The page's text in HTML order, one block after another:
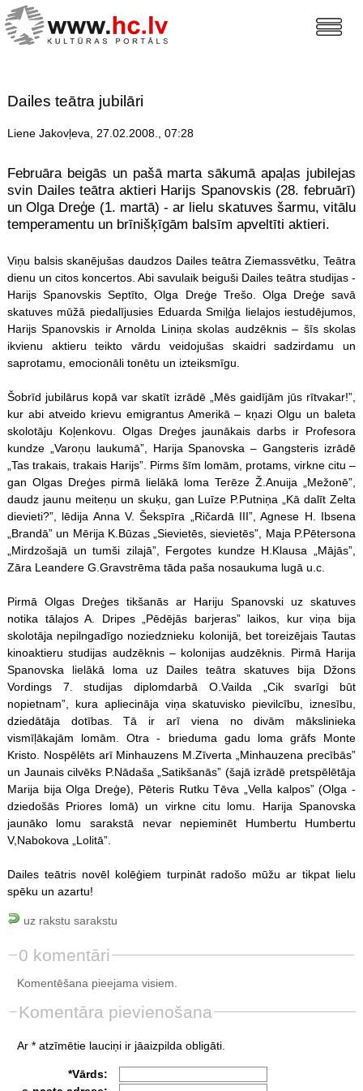
Dailes teātra jubilāri
Liene Jakovļeva, 27.02.2008., 07:28
Februāra beigās un pašā marta sākumā apaļas jubilejas
svin Dailes teātra aktieri Harijs Spanovskis (28. februārī)
un Olga Dreģe (1. martā) - ar lielu skatuves šarmu, vitālu
temperamentu un brīnišķīgām balsīm apveltīti aktieri.
Viņu balsis skanējušas daudzos Dailes teātra Ziemassvētku, Teātra
dienu un citos koncertos. Abi savulaik beiguši Dailes teātra studijas -
Harijs Spanovskis Septīto, Olga Dreģe Trešo. Olga Dreģe savā
skatuves mūžā piedalījusies Eduarda Smiļģa lielajos iestudējumos,
Harijs Spanovskis ir Arnolda Liniņa skolas audzēknis – šīs skolas
ikvienu aktieru teikto vārdu veidojušas skaidri sadzirdamu un
saprotamu, emocionāli tonētu un izteiksmīgu.
Šobrīd jubilārus kopā var skatīt izrādē „Mēs gaidījām jūs rītvakar!”,
kur abi atveido krievu emigrantus Amerikā – kņazi Olgu un baleta
skolotāju Koļenkovu. Olgas Dreģes jaunākais darbs ir Profesora
kundze „Varoņu laukumā”, Harija Spanovska – Gangsteris izrādē
„Tas trakais, trakais Harijs”. Pirms šīm lomām, protams, virkne citu –
gan Olgas Dreģes pirmā lielākā loma Terēze Ž.Anuija „Mežonē”,
daudz jaunu meiteņu un skuķu, gan Luīze P.Putniņa „Kā dalīt Zelta
dievieti?”, lēdija Anna V. Šekspīra „Ričardā III”, Agnese H. Ibsena
„Brandā” un Mērija K.Būzas „Sievietēs, sievietēs”, Maja P.Pētersona
„Mirdzošajā un tumši zilajā”, Fergotes kundze H.Klausa „Mājās”,
Zāra Leandere G.Gravstrēma tāda paša nosaukuma lugā u.c.
Pirmā Olgas Dreģes tikšanās ar Hariju Spanovski uz skatuves
notika tālajos A. Dripes „Pēdējās barjeras” laikos, kur viņa bija
skolotāja nepilngadīgo noziedznieku kolonijā, bet toreizējais Tautas
kinoaktieru studijas audzēknis – kolonijas audzēknis. Pirmā Harija
Spanovska lielākā loma uz Dailes teātra skatuves bija Džons
Vordings 7. studijas diplomdarbā O.Vailda „Cik svarīgi būt
nopietnam”, kura apliecināja viņa skatuvisko pievilcību, iznesību,
dziedātāja dotības. Tā ir arī viena no divām mākslinieka
vismīļākajām lomām. Otra - brieduma gadu loma grāfs Monte
Kristo. Nospēlēts arī Minhauzens M.Zīverta „Minhauzena precībās”
un Jaunais cilvēks P.Nādaša „Satikšanās” (šajā izrādē pretspēlētāja
Marija bija Olga Dreģe), Pēteris Rutku Tēva „Vella kalpos” (Olga -
dziedošās Priores lomā) un virkne citu lomu. Harija Spanovska
jaunāko lomu sarakstā nevar nepieminēt Humbertu Humbertu
V,Nabokova „Lolitā”.
Dailes teātris novēl kolēģiem turpināt radošo mūžu ar tikpat lielu
spēku un azartu!
uz rakstu sarakstu
0 komentāri
Komentēšana pieejama visiem.
Komentāra pievienošana
Ar * atzīmētie lauciņi ir jāaizpilda obligāti.
*Vārds: